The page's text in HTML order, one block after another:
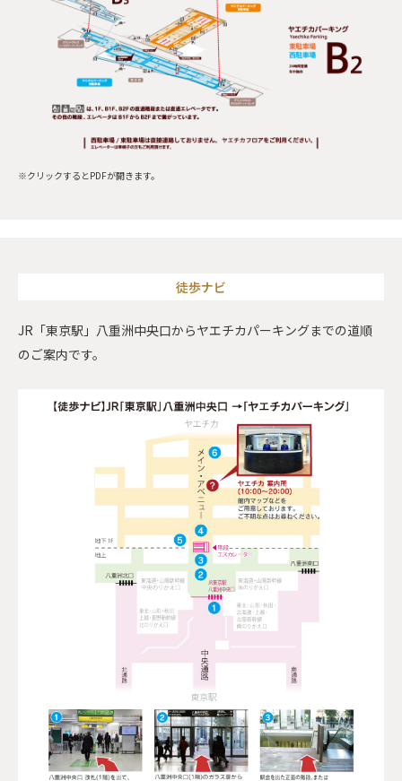
※クリックするとPDFが開きます。
徒歩ナビ
JR「東京駅」八重洲中央口からヤエチカパーキングまでの道順
のご案内です。